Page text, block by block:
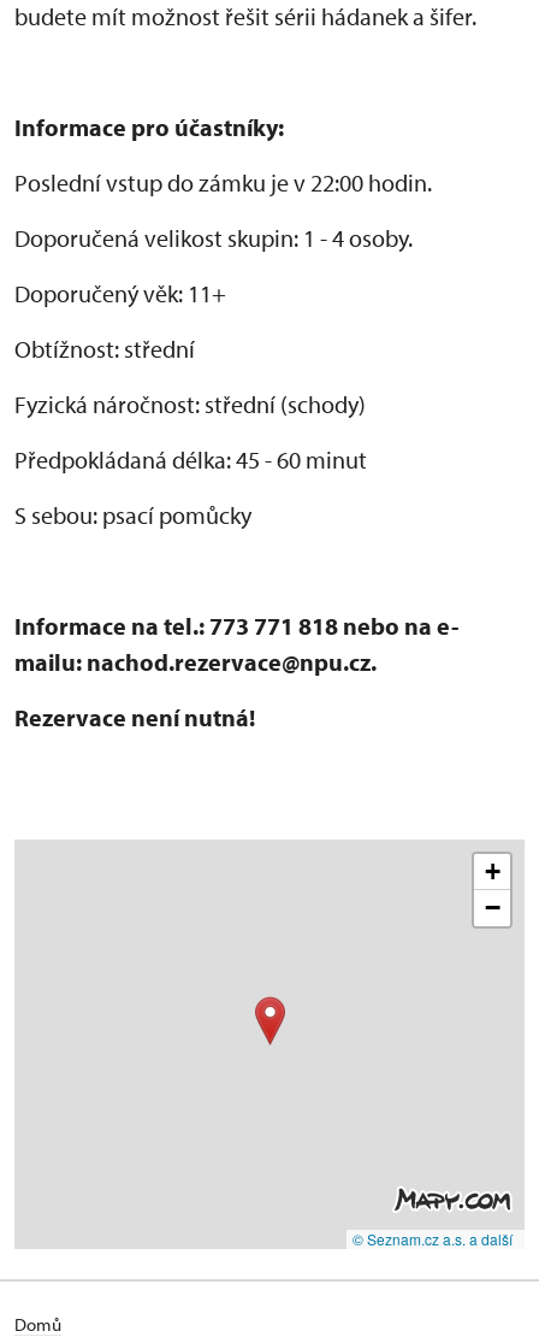
budete mít možnost řešit sérii hádanek a šifer.
Informace pro účastníky:
Poslední vstup do zámku je v 22:00 hodin.
Doporučená velikost skupin: 1 - 4 osoby.
Doporučený věk: 11+
Obtížnost: střední
Fyzická náročnost: střední (schody)
Předpokládaná délka: 45 - 60 minut
S sebou: psací pomůcky
Informace na tel.: 773 771 818 nebo na e-
mailu: nachod.rezervace@npu.cz.
Rezervace není nutná!
+
−
© Seznam.cz a.s. a další
Domů